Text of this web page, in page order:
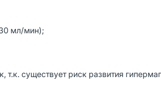
мл/мин);
существует риск развития